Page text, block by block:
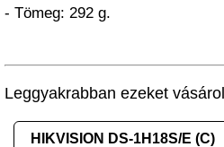
- Tömeg: 292 g.
Leggyakrabban ezeket
HIKVISION DS-1H18S/E (C)